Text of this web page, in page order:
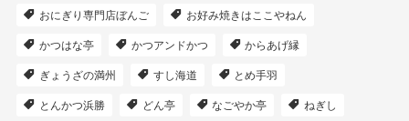
おにぎり専門店ぼんご お好み焼きはここやねん
かつはな亭 かつアンドかつ からあげ縁
ぎょうざの満州 すし海道 とめ手羽
とんかつ浜勝 どん亭 なごやか亭 ねぎし